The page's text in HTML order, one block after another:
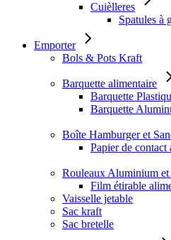
Cuièlleres
Spatules à
Emporter
Bols & Pots Kraft
Barquette alimentaire
Barquette
Barquette
Boîte Hamburger et
Papier de contact
Rouleaux Aluminium
Film étirable
Vaisselle jetable
Sac kraft
Sac bretelle